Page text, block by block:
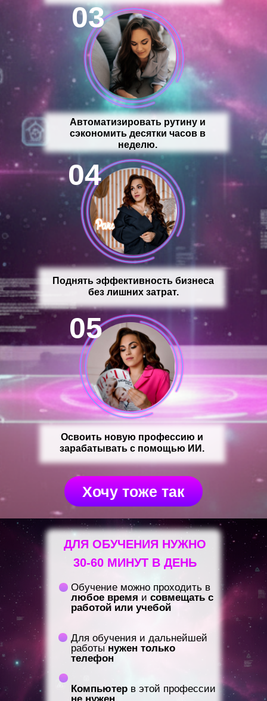
Автоматизировать рутину и
сэкономить десятки часов в
неделю.
03
Поднять эффективность бизнеса
без лишних затрат.
Освоить новую профессию и
зарабатывать с помощью ИИ.
04
05
Хочу тоже так
ДЛЯ ОБУЧЕНИЯ НУЖНО
30-60 МИНУТ В ДЕНЬ
Обучение можно проходить в
любое время и совмещать с
работой или учебой
Для обучения и дальнейшей
работы нужен только
телефон
Компьютер в этой профессии